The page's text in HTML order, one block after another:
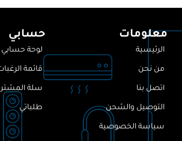
معلومات
الرئيسية
من نحن
اتصل بنا
التوصيل والشحن
سياسة الخصوصية
حسابي
لوحة حسابي
قائمة
سلة
طلباتي